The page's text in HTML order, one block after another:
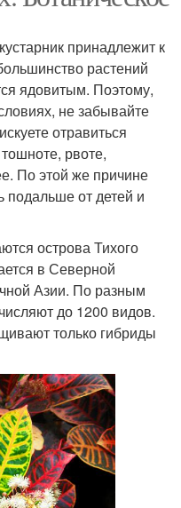
принадлежит к
растений
ядовитым. Поэтому,
не забывайте
отравиться
рвоте,
По этой же причине
подальше от детей и
острова Тихого
в Северной
Азии. По разным
до 1200 видов.
только гибриды